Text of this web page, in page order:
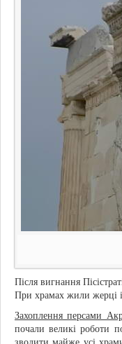
Після вигнання
При храмах жили жерці
Захоплення персами
почали великі роботи